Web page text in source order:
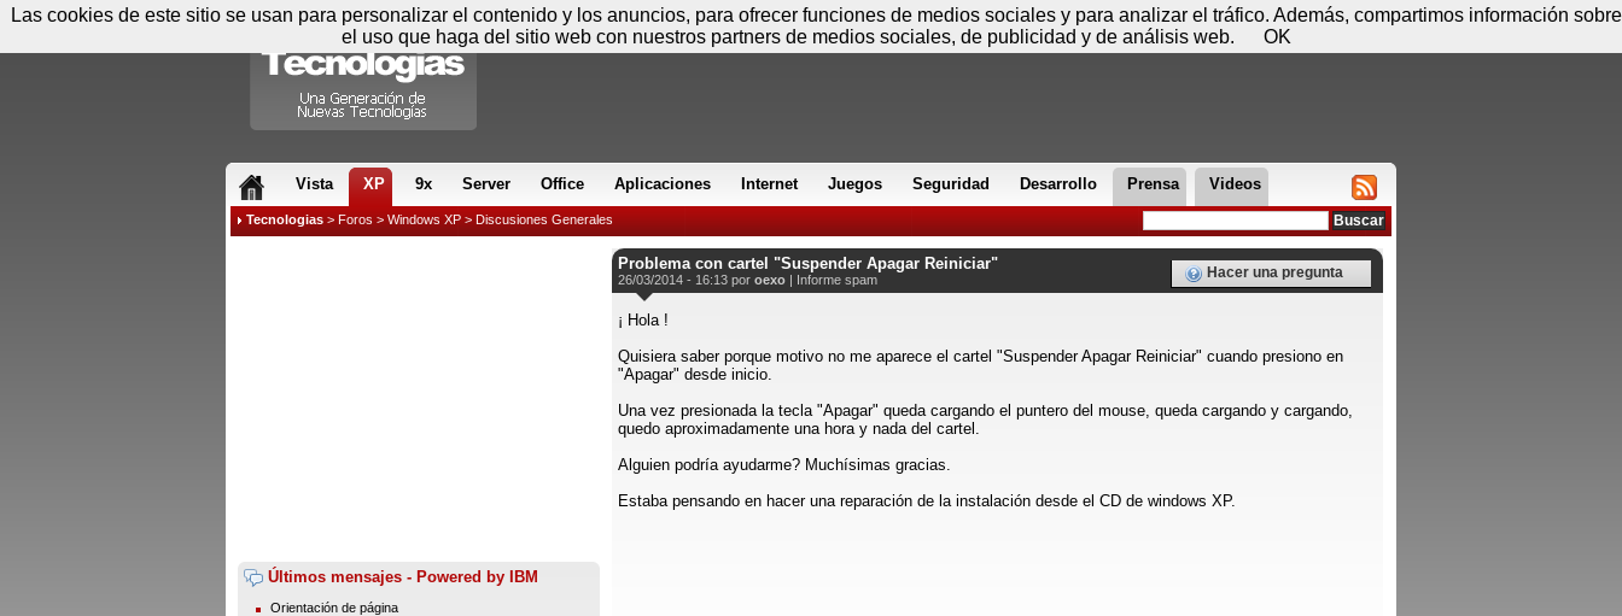
Vista XP 9x Server Office Aplicaciones Internet Juegos Seguridad Desarrollo Prensa Videos
Tecnologias > Foros > Windows XP > Discusiones Generales
Últimos mensajes - Powered by IBM
Orientación de página
Problema con cartel "Suspender Apagar Reiniciar"
26/03/2014 - 16:13 por oexo | Informe spam Hacer una pregunta
¡ Hola !
Quisiera saber porque motivo no me aparece el cartel "Suspender Apagar Reiniciar" cuando presiono en
"Apagar" desde inicio.
Una vez presionada la tecla "Apagar" queda cargando el puntero del mouse, queda cargando y cargando,
quedo aproximadamente una hora y nada del cartel.
Alguien podría ayudarme? Muchísimas gracias.
Estaba pensando en hacer una reparación de la instalación desde el CD de windows XP.
Sábado 08 de agosto - 08:20 Registrar Conectar
Las cookies de este sitio se usan para personalizar el contenido y los anuncios, para ofrecer funciones de medios sociales y para analizar el tráfico. Además, compartimos información sobre
el uso que haga del sitio web con nuestros partners de medios sociales, de publicidad y de análisis web.
OK